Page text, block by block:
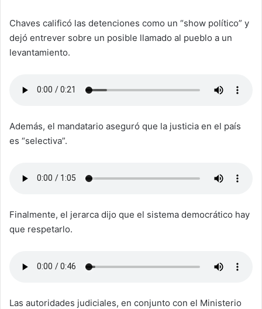
Chaves calificó las detenciones como un “show político” y
dejó entrever sobre un posible llamado al pueblo a un
levantamiento.
Además, el mandatario aseguró que la justicia en el país
es “selectiva”.
Finalmente, el jerarca dijo que el sistema democrático hay
que respetarlo.
Las autoridades judiciales, en conjunto con el Ministerio